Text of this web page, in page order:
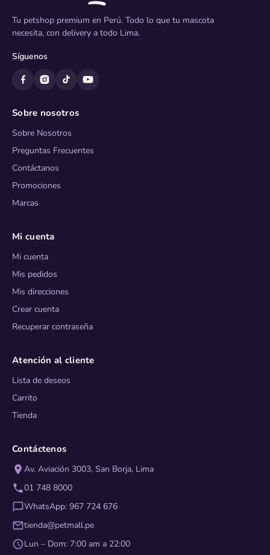
Tu petshop premium en Perú. Todo lo que tu mascota
necesita, con delivery a todo Lima.
Síguenos
Sobre nosotros
Sobre Nosotros
Preguntas Frecuentes
Contáctanos
Promociones
Marcas
Mi cuenta
Mi cuenta
Mis pedidos
Mis direcciones
Crear cuenta
Recuperar contraseña
Atención al cliente
Lista de deseos
Carrito
Tienda
Contáctenos
Av. Aviación 3003, San Borja, Lima
01 748 8000
WhatsApp: 967 724 676
tienda@petmall.pe
Lun – Dom: 7:00 am a 22:00